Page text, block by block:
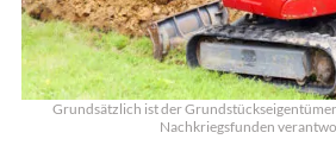
Grundsätzlich ist der
Nachkriegsfunden